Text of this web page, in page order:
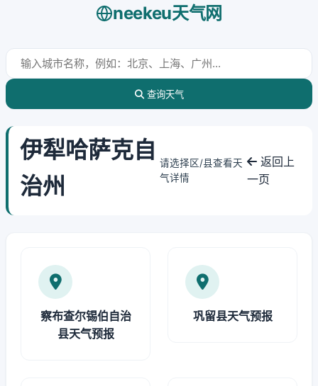
neekeu天气网
查询天气
伊犁哈萨克自
治州
请选择区/县查看天
气详情
返回上
一页
察布查尔锡伯自治
县天气预报
巩留县天气预报